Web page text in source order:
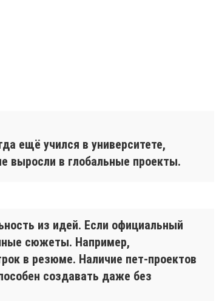
ещё учился в университете,
выросли в глобальные проекты.
из идей. Если официальный
сюжеты. Например,
в резюме. Наличие пет-проектов
создавать даже без